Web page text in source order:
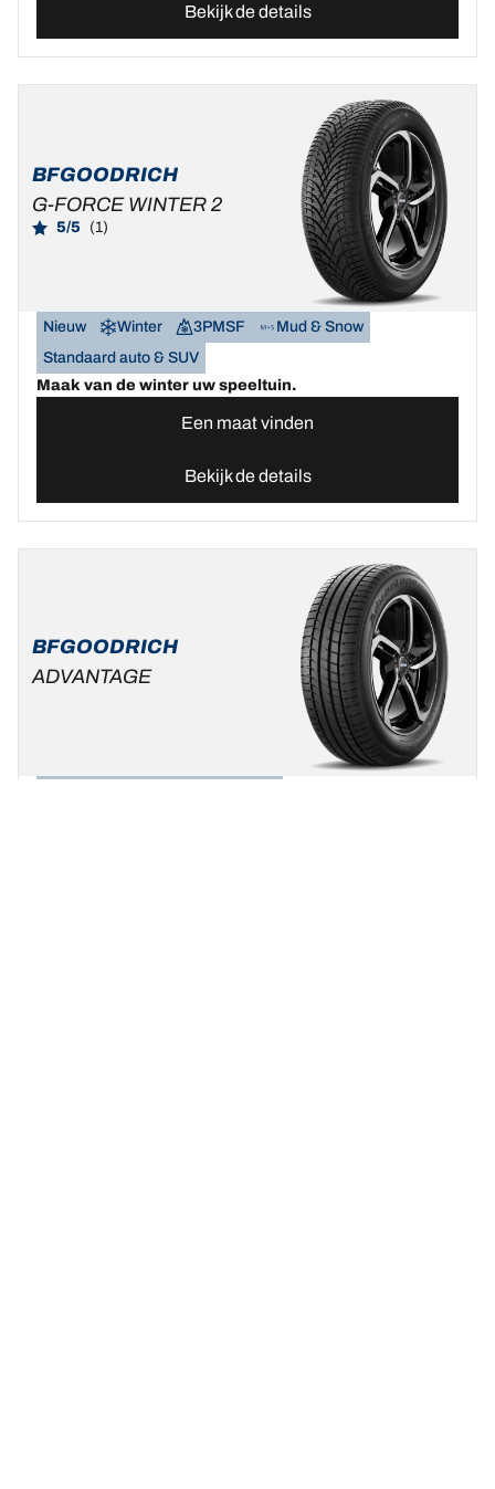
Bekijk de details
BFGOODRICH
G-FORCE WINTER 2
5/5 (1)
Nieuw Winter 3PMSF
Mud & Snow
Standaard auto & SUV
Maak van de winter uw speeltuin.
Een maat vinden
Bekijk de details
BFGOODRICH
ADVANTAGE